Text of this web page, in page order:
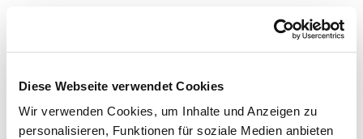
Diese Webseite verwendet Cookies
Wir verwenden Cookies, um Inhalte und Anzeigen zu
personalisieren, Funktionen für soziale Medien anbieten